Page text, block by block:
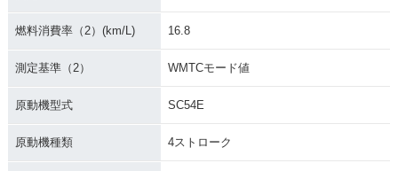
PER FOUR E Pack
age Special Editio
PER FOUR E Pack
age・新登場
燃料消費率（2）(km/L) 16.8
測定基準（2） WMTCモード値
原動機型式 SC54E
原動機種類 4ストローク